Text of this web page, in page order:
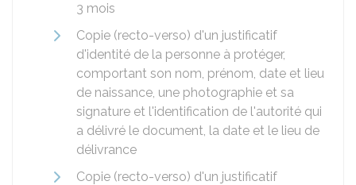
3 mois
Copie (recto-verso) d'un justificatif
d'identité de la personne à protéger,
comportant son nom, prénom, date et lieu
de naissance, une photographie et sa
signature et l'identification de l'autorité qui
a délivré le document, la date et le lieu de
délivrance
Copie (recto-verso) d'un justificatif